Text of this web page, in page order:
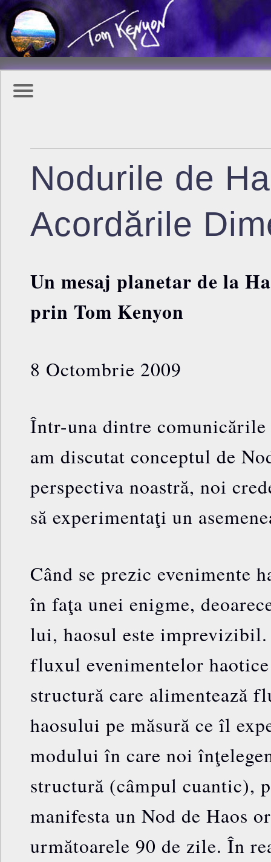
Nodurile de
Acordările
Un mesaj planetar de la
prin Tom Kenyon
8 Octombrie 2009
Într-una dintre comunicările
am discutat conceptul de
perspectiva noastră, noi
să experimentaţi un
Când se prezic evenimente
în faţa unei enigme,
lui, haosul este imprevizibil.
fluxul evenimentelor
structură care alimentează
haosului pe măsură ce îl
modului în care noi
structură (câmpul cuantic),
manifesta un Nod de Haos
următoarele 90 de zile. În